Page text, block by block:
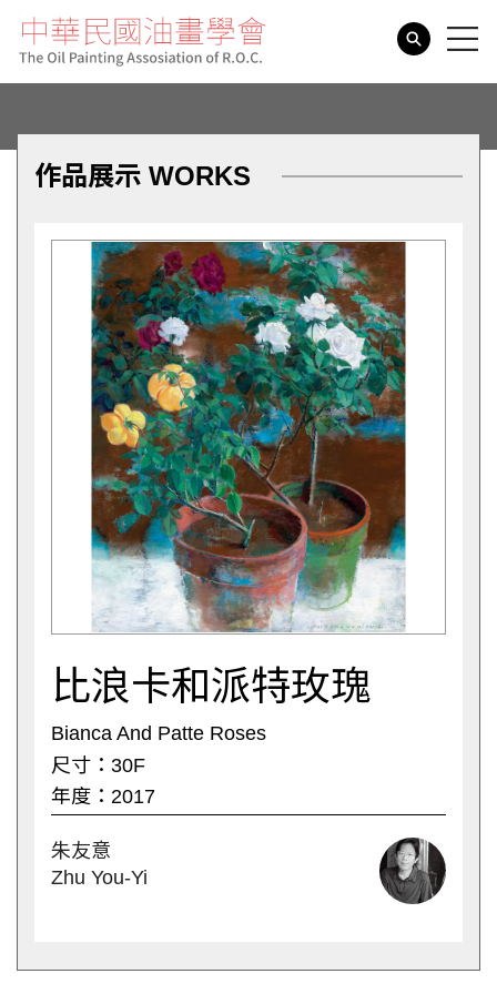
search
作品展示 WORKS
比浪卡和派特玫瑰
Bianca And Patte Roses
尺寸：30F
年度：2017
朱友意
Zhu You-Yi